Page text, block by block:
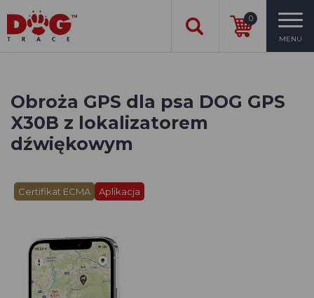
0
MENU
Obroża GPS dla psa DOG GPS
X30B z lokalizatorem
dźwiękowym
Certifikat ECMA Aplikacja